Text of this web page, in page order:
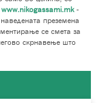
www.nikogassami.mk-
преземена
се смета за
скрнавење што